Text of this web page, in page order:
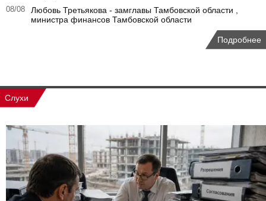
08/08
Любовь Третьякова - замглавы Тамбовской области ,
министра финансов Тамбовской области
Подробнее
Слухи